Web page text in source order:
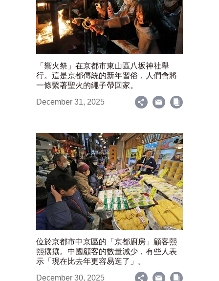
「禦火祭」在京都市東山區八坂神社舉
行。這是京都傳統的新年習俗，人們會將
一條繫著聖火的繩子帶回家。
December 31, 2025
位於京都市中京區的「京都廚房」顧客熙
熙攘攘。中國顧客的數量減少，有些人表
示「現在比去年更容易逛了」。
December 30, 2025